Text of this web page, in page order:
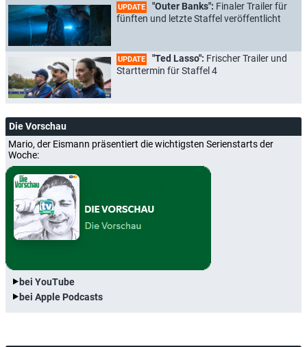
UPDATE "Outer Banks": Finaler Trailer für
fünften und letzte Staffel veröffentlicht
UPDATE "Ted Lasso": Frischer Trailer und
Starttermin für Staffel 4
Die Vorschau
Mario, der Eismann präsentiert die wichtigsten Serienstarts der
Woche:
bei YouTube
bei Apple Podcasts